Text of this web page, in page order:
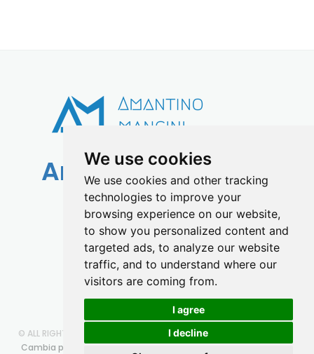
We use cookies
We use cookies and other tracking
technologies to improve your
browsing experience on our website,
to show you personalized content and
targeted ads, to analyze our website
traffic, and to understand where our
visitors are coming from.
I agree
I decline
Amantino Mancini
info@amantinomancini.com
© ALL RIGHTS RESERVED Privacy Policy
Cambia preferenze cookies
SIRO Consultingthrough VIDA